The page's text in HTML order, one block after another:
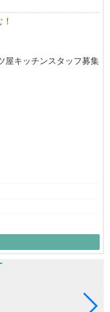
屋キッチンスタッフ募集